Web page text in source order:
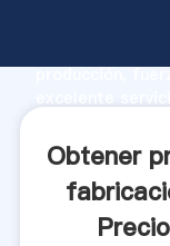
producción,
valor y aporta
Obtener